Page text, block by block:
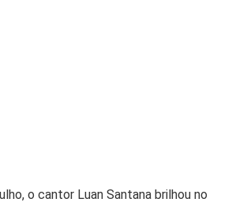
o cantor Luan Santana brilhou no